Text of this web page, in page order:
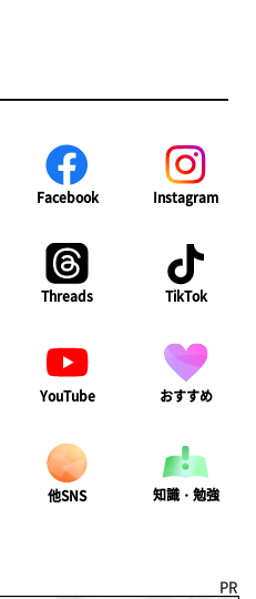
Facebook Instagram
Threads TikTok
YouTube おすすめ
他SNS 知識・勉強
PR